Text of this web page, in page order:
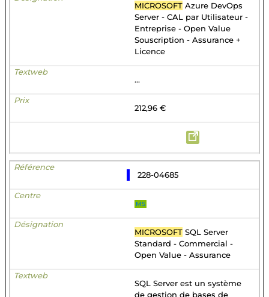
MICROSOFT Azure DevOps
Server - CAL par Utilisateur -
Entreprise - Open Value
Souscription - Assurance +
Licence
...
212,96 €
228-04685
MS
MICROSOFT SQL Server
Standard - Commercial -
Open Value - Assurance
SQL Server est un système
de gestion de bases de